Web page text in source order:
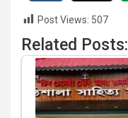
Post Views: 507
Related Posts: